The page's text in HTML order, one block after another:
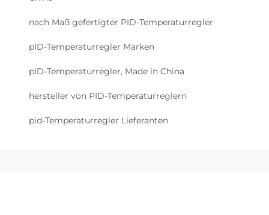
nach Maß gefertigter PID-Temperaturregler
pID-Temperaturregler Marken
pID-Temperaturregler, Made in China
hersteller von PID-Temperaturreglern
pid-Temperaturregler Lieferanten